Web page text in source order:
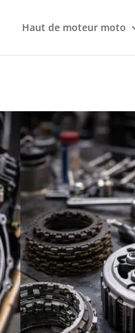
Haut de moteur moto